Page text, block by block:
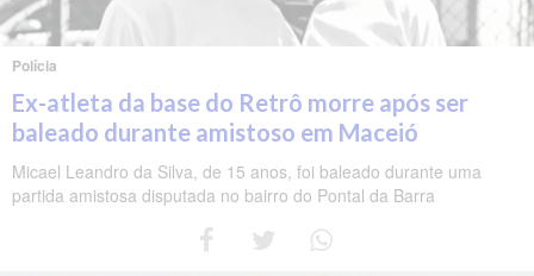
Polícia
Ex-atleta da base do Retrô morre após ser
baleado durante amistoso em Maceió
Micael Leandro da Silva, de 15 anos, foi baleado durante uma
partida amistosa disputada no bairro do Pontal da Barra